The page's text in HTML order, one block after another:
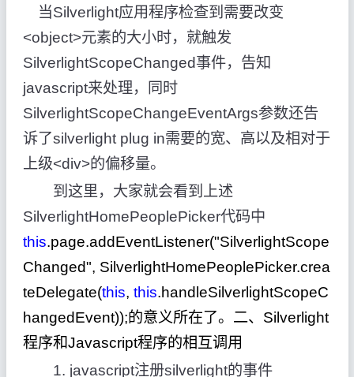
当Silverlight应用程序检查到需要改变
<object>元素的大小时，就触发
SilverlightScopeChanged事件，告知
javascript来处理，同时
SilverlightScopeChangeEventArgs参数还告
诉了silverlight plug in需要的宽、高以及相对于
上级<div>的偏移量。
到这里，大家就会看到上述
SilverlightHomePeoplePicker代码中
this.page.addEventListener("SilverlightScope
Changed", SilverlightHomePeoplePicker.crea
teDelegate(this, this.handleSilverlightScopeC
hangedEvent));的意义所在了。二、Silverlight
程序和Javascript程序的相互调用
1. javascript注册silverlight的事件